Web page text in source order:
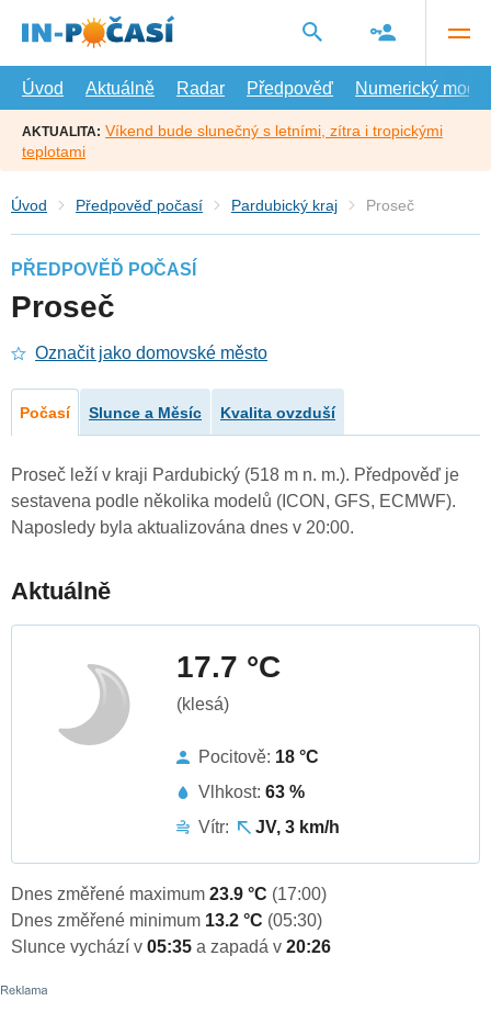
hlavní
Úvod
Aktuálně Radar Předpověď Numerický model
AKTUALITA: Víkend bude slunečný s letními, zítra i tropickými
teplotami
Úvod Předpověď počasí Pardubický kraj Proseč
PŘEDPOVĚĎ POČASÍ
Proseč
Označit jako domovské město
Počasí Slunce a Měsíc Kvalita ovzduší
Proseč leží v kraji Pardubický (518 m n. m.). Předpověď je
sestavena podle několika modelů (ICON, GFS, ECMWF).
Naposledy byla aktualizována dnes v 20:00.
Aktuálně
17.7 °C
(klesá)
Pocitově: 18 °C
Vlhkost: 63 %
Vítr:
JV, 3 km/h
Dnes změřené maximum 23.9 °C (17:00)
Dnes změřené minimum 13.2 °C (05:30)
Slunce vychází v 05:35 a zapadá v 20:26